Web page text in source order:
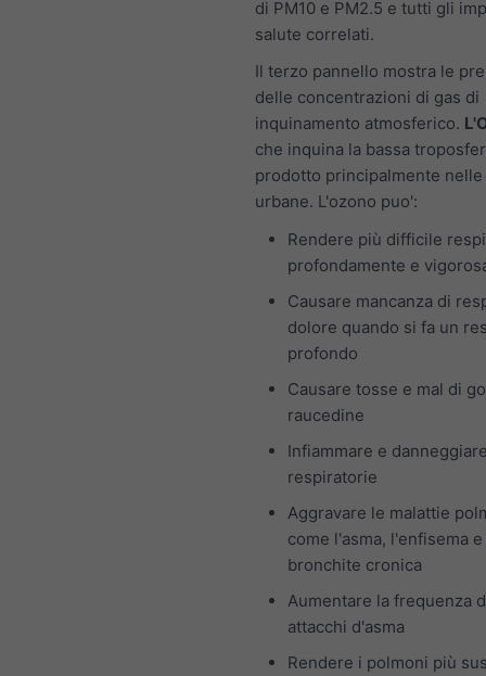
di PM10 e PM2.5 e tutti gli
salute correlati.
Il terzo pannello mostra le
delle concentrazioni di gas di
inquinamento atmosferico.
che inquina la bassa
prodotto principalmente nelle
urbane. L'ozono puo':
Rendere più difficile
profondamente e
Causare mancanza di
dolore quando si fa un
profondo
Causare tosse e mal di
raucedine
Infiammare e
respiratorie
Aggravare le malattie
come l'asma, l'enfisema e
bronchite cronica
Aumentare la frequenza
attacchi d'asma
Rendere i polmoni più